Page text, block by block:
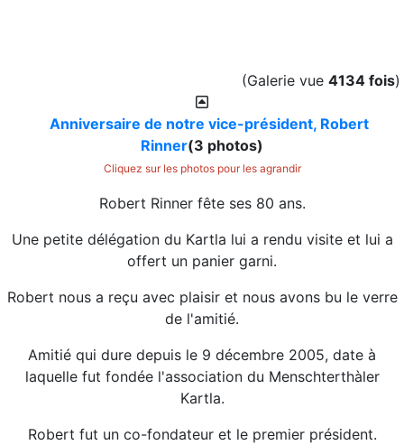
(Galerie vue 4134 fois)
Anniversaire de notre vice-président, Robert
Rinner(3 photos)
Cliquez sur les photos pour les agrandir
Robert Rinner fête ses 80 ans.
Une petite délégation du Kartla lui a rendu visite et lui a
offert un panier garni.
Robert nous a reçu avec plaisir et nous avons bu le verre
de l'amitié.
Amitié qui dure depuis le 9 décembre 2005, date à
laquelle fut fondée l'association du Menschterthàler
Kartla.
Robert fut un co-fondateur et le premier président.